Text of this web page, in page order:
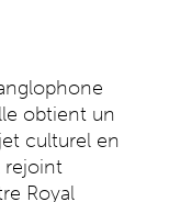
obtient un
culturel en
rejoint
Royal